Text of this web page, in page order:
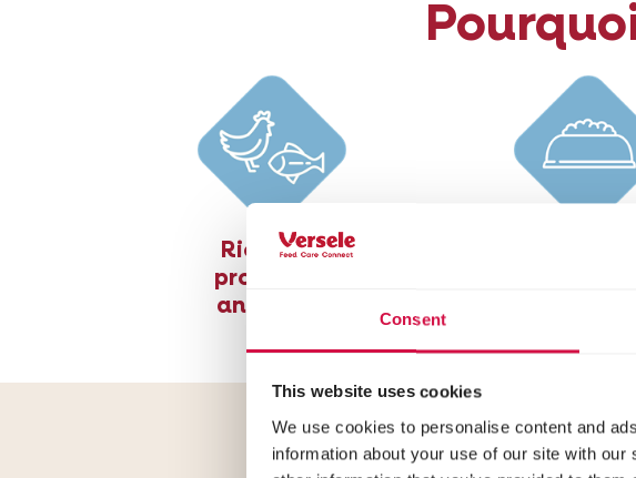
Consent
This website uses cookies
We use cookies to personalise content and
information about your use of our site with
Riche en
protéines
animales
Une